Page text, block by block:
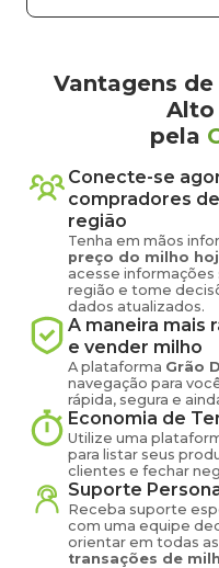
Vantagens
Alto
pela
Conecte-se
compradores de
região
Tenha em mãos
preço do milho
acesse
região e tome
dados atualizados.
A maneira mais
e vender milho
A plataforma Grão
navegação para
rápida, segura e
Economia de
Utilize uma
para listar seus
clientes e fechar
Suporte
Receba suporte
com uma equipe
orientar em todas
transações de